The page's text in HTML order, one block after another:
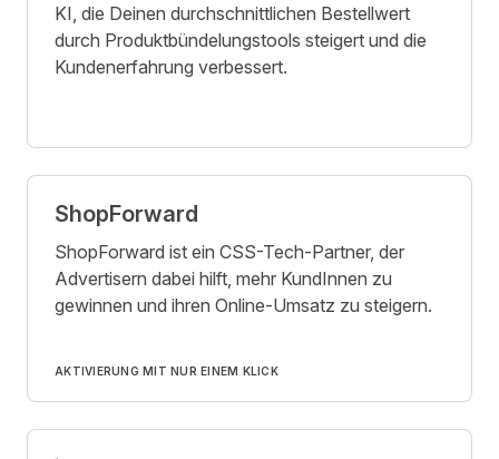
KI, die Deinen durchschnittlichen Bestellwert
durch Produktbündelungstools steigert und die
Kundenerfahrung verbessert.
ShopForward
ShopForward ist ein CSS-Tech-Partner, der
Advertisern dabei hilft, mehr KundInnen zu
gewinnen und ihren Online-Umsatz zu steigern.
AKTIVIERUNG MIT NUR EINEM KLICK